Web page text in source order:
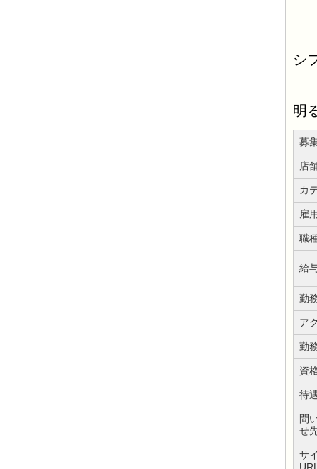
シ
明
募
店
カ
雇
職
給
勤
ア
勤
資
待
問
せ
サ